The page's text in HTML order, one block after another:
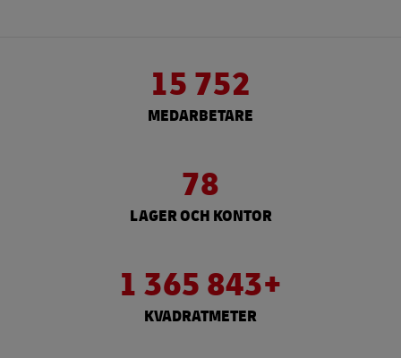
15 752
MEDARBETARE
78
LAGER OCH KONTOR
1 365 843+
KVADRATMETER